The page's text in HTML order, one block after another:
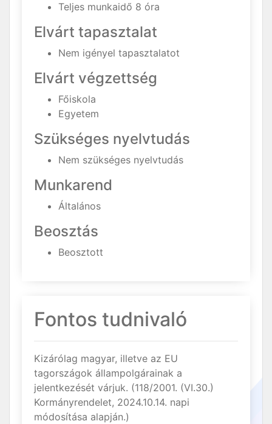
Teljes munkaidő 8 óra
Elvárt tapasztalat
Nem igényel tapasztalatot
Elvárt végzettség
Főiskola
Egyetem
Szükséges nyelvtudás
Nem szükséges nyelvtudás
Munkarend
Általános
Beosztás
Beosztott
Fontos tudnivaló
Kizárólag magyar, illetve az EU
tagországok állampolgárainak a
jelentkezését várjuk. (118/2001. (VI.30.)
Kormányrendelet, 2024.10.14. napi
módosítása alapján.)